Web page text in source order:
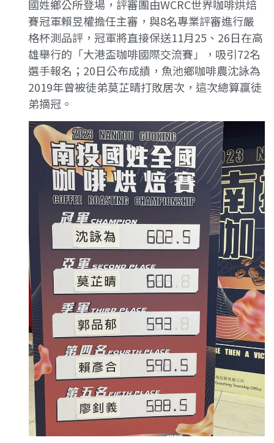
國姓鄉公所登場，評審團由WCRC世界咖啡烘焙
賽冠軍賴昱權擔任主審，與8名專業評審進行嚴
格杯測品評，冠軍將直接保送11月25、26日在高
雄舉行的「大港盃咖啡國際交流賽」，吸引72名
選手報名；20日公布成績，魚池鄉咖啡農沈詠為
2019年曾被徒弟莫芷晴打敗居次，這次總算贏徒
弟摘冠。